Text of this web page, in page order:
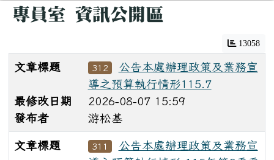
主內容區域
專員室 資訊公開區
13058
文章標題 312
公告本處辦理政策及業務宣
導之預算執行情形115.7
最修改日期
2026-08-07 15:59
發布者
游松基
文章標題 311
公告本處辦理政策及業務宣
頁尾區域